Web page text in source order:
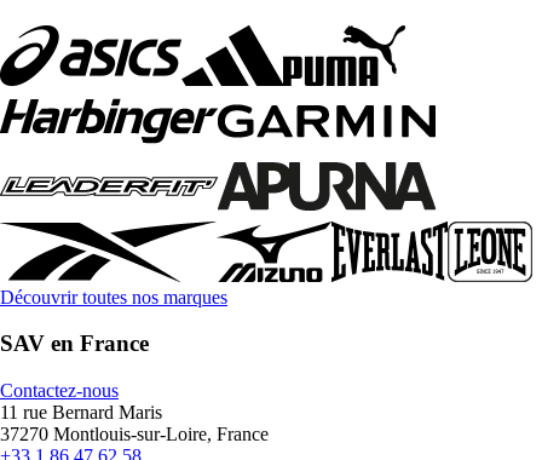
Découvrir toutes nos marques
SAV en France
Contactez-nous
11 rue Bernard Maris
37270 Montlouis-sur-Loire, France
+33 1 86 47 62 58